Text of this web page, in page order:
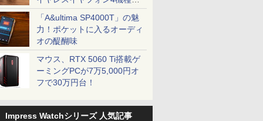
一気に聴く
「A&ultima SP4000T」の魅
力！ポケットに入るオーディ
オの醍醐味
マウス、RTX 5060 Ti搭載ゲ
ーミングPCが7万5,000円オ
フで30万円台！
Impress Watchシリーズ 人気記事